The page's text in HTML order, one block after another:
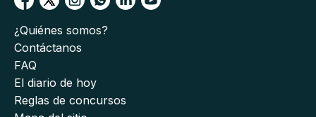
¿Quiénes somos?
Contáctanos
FAQ
El diario de hoy
Reglas de concursos